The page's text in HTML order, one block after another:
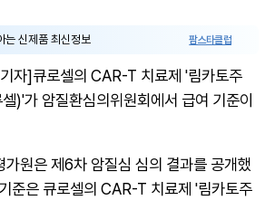
는 신제품 최신정보 팜스타클럽
자]큐로셀의 CAR-T 치료제 '림카토주
)'가 암질환심의위원회에서 급여 기준이
원은 제6차 암질심 심의 결과를 공개했
준은 큐로셀의 CAR-T 치료제 '림카토주